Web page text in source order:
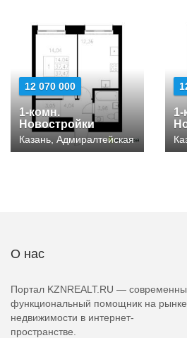
12 070 000
1-комн.
Новостройки
Казань, Адмиралтейская
1-
О нас
Портал KZNREALT.RU —
функциональный помощник на рынке
недвижимости в интернет-
пространстве.